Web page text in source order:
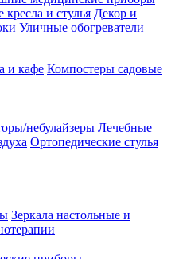
и стулья Декор и
Уличные обогреватели
и кафе Компостеры садовые
небулайзеры Лечебные
Ортопедические стулья
Зеркала настольные и